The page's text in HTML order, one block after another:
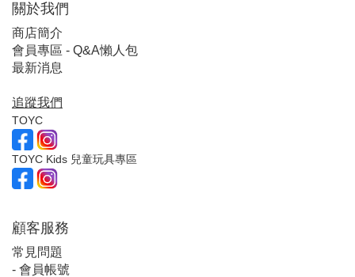
關於我們
商店簡介
會員專區 - Q&A懶人包
最新消息
追蹤我們
TOYC
TOYC Kids 兒童玩具專區
顧客服務
常見問題
- 會員帳號